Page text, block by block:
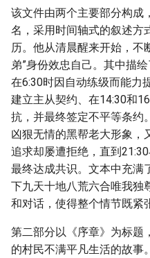
该文件由两个主要部分构成
名，采用时间轴式的叙述方
历。他从清晨醒来开始，不
弟”身份效忠自己。其中描
在6:30时因自动练级而能力
建立主从契约、在14:30和
抗，并最终签定不平等条约
凶狠无情的黑帮老大形象，
追求却屡遭拒绝，直到
最终达成共识。文本中充满
下九天十地八荒六合唯我独
和对话，使得整个情节既紧
第二部分以《序章》为标题
的村民不满平凡生活的故事